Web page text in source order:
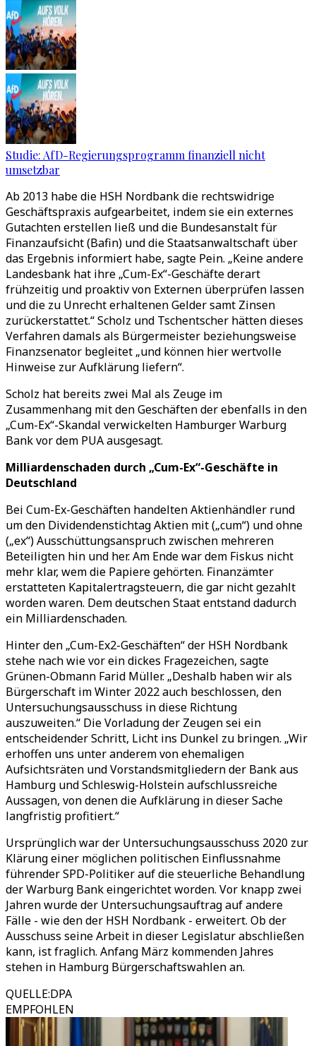
Studie: AfD-Regierungsprogramm finanziell nicht
umsetzbar
Ab 2013 habe die HSH Nordbank die rechtswidrige
Geschäftspraxis aufgearbeitet, indem sie ein externes
Gutachten erstellen ließ und die Bundesanstalt für
Finanzaufsicht (Bafin) und die Staatsanwaltschaft über
das Ergebnis informiert habe, sagte Pein. „Keine andere
Landesbank hat ihre „Cum-Ex“-Geschäfte derart
frühzeitig und proaktiv von Externen überprüfen lassen
und die zu Unrecht erhaltenen Gelder samt Zinsen
zurückerstattet.“ Scholz und Tschentscher hätten dieses
Verfahren damals als Bürgermeister beziehungsweise
Finanzsenator begleitet „und können hier wertvolle
Hinweise zur Aufklärung liefern“.
Scholz hat bereits zwei Mal als Zeuge im
Zusammenhang mit den Geschäften der ebenfalls in den
„Cum-Ex“-Skandal verwickelten Hamburger Warburg
Bank vor dem PUA ausgesagt.
Milliardenschaden durch „Cum-Ex“-Geschäfte in
Deutschland
Bei Cum-Ex-Geschäften handelten Aktienhändler rund
um den Dividendenstichtag Aktien mit („cum“) und ohne
(„ex“) Ausschüttungsanspruch zwischen mehreren
Beteiligten hin und her. Am Ende war dem Fiskus nicht
mehr klar, wem die Papiere gehörten. Finanzämter
erstatteten Kapitalertragsteuern, die gar nicht gezahlt
worden waren. Dem deutschen Staat entstand dadurch
ein Milliardenschaden.
Hinter den „Cum-Ex2-Geschäften“ der HSH Nordbank
stehe nach wie vor ein dickes Fragezeichen, sagte
Grünen-Obmann Farid Müller. „Deshalb haben wir als
Bürgerschaft im Winter 2022 auch beschlossen, den
Untersuchungsausschuss in diese Richtung
auszuweiten.“ Die Vorladung der Zeugen sei ein
entscheidender Schritt, Licht ins Dunkel zu bringen. „Wir
erhoffen uns unter anderem von ehemaligen
Aufsichtsräten und Vorstandsmitgliedern der Bank aus
Hamburg und Schleswig-Holstein aufschlussreiche
Aussagen, von denen die Aufklärung in dieser Sache
langfristig profitiert.“
Ursprünglich war der Untersuchungsausschuss 2020 zur
Klärung einer möglichen politischen Einflussnahme
führender SPD-Politiker auf die steuerliche Behandlung
der Warburg Bank eingerichtet worden. Vor knapp zwei
Jahren wurde der Untersuchungsauftrag auf andere
Fälle - wie den der HSH Nordbank - erweitert. Ob der
Ausschuss seine Arbeit in dieser Legislatur abschließen
kann, ist fraglich. Anfang März kommenden Jahres
stehen in Hamburg Bürgerschaftswahlen an.
QUELLE:DPA
EMPFOHLEN